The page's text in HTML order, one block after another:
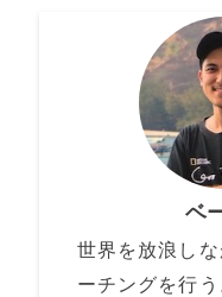
ベ
世界を放浪し
ーチングを行